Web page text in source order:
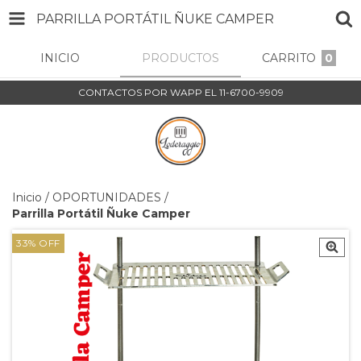
PARRILLA PORTÁTIL ÑUKE CAMPER
INICIO PRODUCTOS CARRITO 0
CONTACTOS POR WAPP EL 11-6700-9909
Inicio / OPORTUNIDADES /
Parrilla Portátil Ñuke Camper
33% OFF